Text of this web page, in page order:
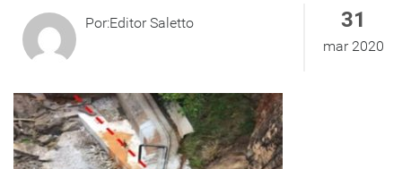
Por:Editor Saletto 31
mar 2020